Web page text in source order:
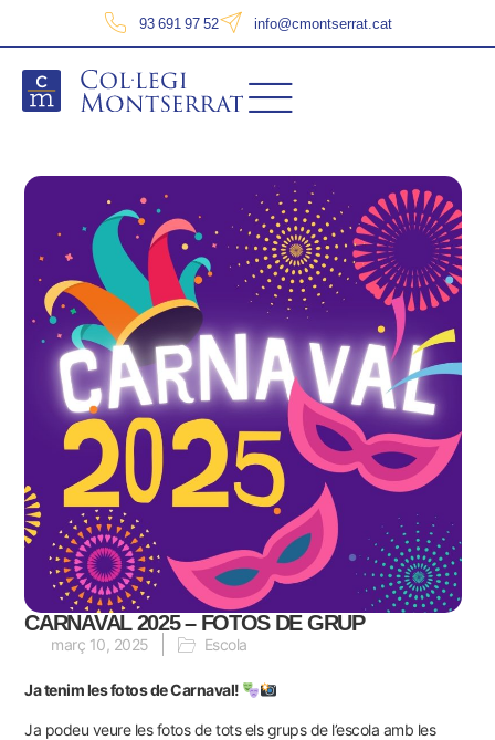
93 691 97 52 info@cmontserrat.cat
CARNAVAL 2025 – FOTOS DE GRUP
març 10, 2025 Escola
Ja tenim les fotos de Carnaval!
Ja podeu veure les fotos de tots els grups de l’escola amb les